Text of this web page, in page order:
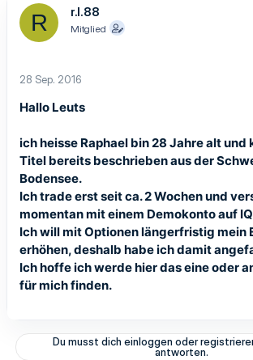
R r.l.88
Mitglied
28 Sep. 2016
Hallo Leuts
ich heisse Raphael bin 28 Jahre alt und
Titel bereits beschrieben aus der
Bodensee.
Ich trade erst seit ca. 2 Wochen und
momentan mit einem Demokonto auf
Ich will mit Optionen längerfristig mein
erhöhen, deshalb habe ich damit
Ich hoffe ich werde hier das eine oder
für mich finden.
Du musst dich einloggen oder
antworten.